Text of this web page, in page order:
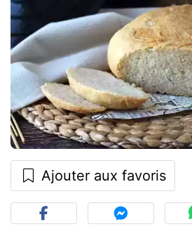
Ajouter aux favoris